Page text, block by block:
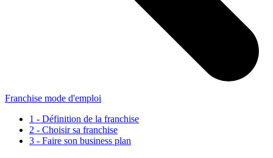
Franchise mode d'emploi
1 - Définition de la franchise
2 - Choisir sa franchise
3 - Faire son business plan